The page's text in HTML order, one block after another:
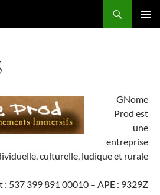
GNome
Prod est
une
entreprise
culturelle, ludique et rurale
: 537 399 891 00010 – APE : 9329Z